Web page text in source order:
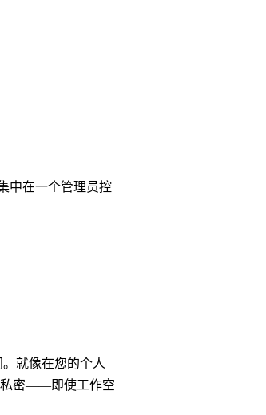
中在一个管理员控
就像在您的个人
私密——即使工作空